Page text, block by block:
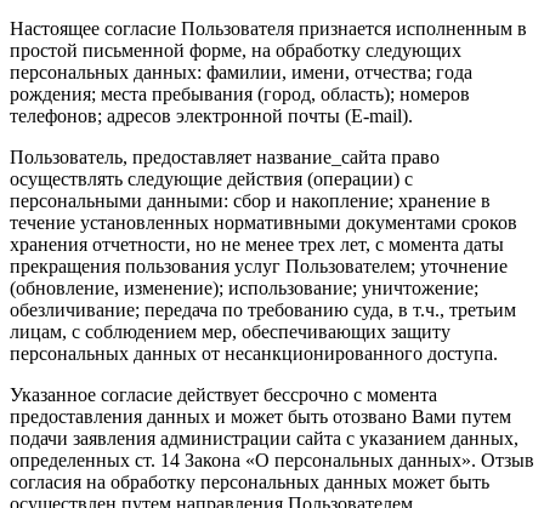
Настоящее согласие Пользователя признается исполненным в
простой письменной форме, на обработку следующих
персональных данных: фамилии, имени, отчества; года
рождения; места пребывания (город, область); номеров
телефонов; адресов электронной почты (E-mail).
Пользователь, предоставляет название_сайта право
осуществлять следующие действия (операции) с
персональными данными: сбор и накопление; хранение в
течение установленных нормативными документами сроков
хранения отчетности, но не менее трех лет, с момента даты
прекращения пользования услуг Пользователем; уточнение
(обновление, изменение); использование; уничтожение;
обезличивание; передача по требованию суда, в т.ч., третьим
лицам, с соблюдением мер, обеспечивающих защиту
персональных данных от несанкционированного доступа.
Указанное согласие действует бессрочно с момента
предоставления данных и может быть отозвано Вами путем
подачи заявления администрации сайта с указанием данных,
определенных ст. 14 Закона «О персональных данных». Отзыв
согласия на обработку персональных данных может быть